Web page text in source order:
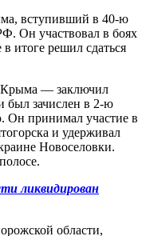
вступивший в 40-ю
Он участвовал в боях
итоге решил сдаться
— заключил
был зачислен в 2-ю
Он принимал участие в
и удерживал
Новоселовки.
ликвидирован
области,